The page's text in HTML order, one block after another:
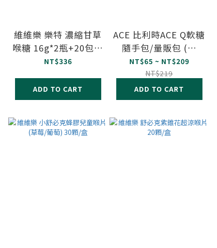
維維樂 樂特 濃縮甘草
喉糖 16g*2瓶+20包分
享包 (含薄荷、尤加
NT$336
ADD TO CART
ACE 比利時ACE Q軟糖
隨手包/量販包 (水
果、字母、無糖、酸
Q)
NT$65 ~ NT$209
NT$219
ADD TO CART